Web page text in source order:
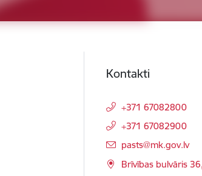
Kontakti
+371 67082800
+371 67082900
E-pasts:
pasts@mk.gov.lv
Brīvības bulvāris